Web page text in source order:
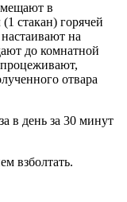
в
стакан) горячей
на
до комнатной
отвара
в день за 30 минут
взболтать.